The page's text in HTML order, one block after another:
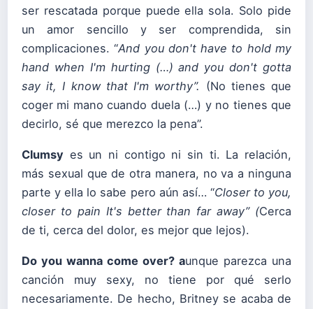
ser rescatada porque puede ella sola. Solo pide
un amor sencillo y ser comprendida, sin
complicaciones. “And you don't have to hold my
hand when I'm hurting (…) and you don't gotta
say it, I know that I'm worthy”. (No tienes que
coger mi mano cuando duela (…) y no tienes que
decirlo, sé que merezco la pena”.
Clumsy es un ni contigo ni sin ti. La relación,
más sexual que de otra manera, no va a ninguna
parte y ella lo sabe pero aún así… “Closer to you,
closer to pain It's better than far away” (Cerca
de ti, cerca del dolor, es mejor que lejos).
Do you wanna come over? aunque parezca una
canción muy sexy, no tiene por qué serlo
necesariamente. De hecho, Britney se acaba de